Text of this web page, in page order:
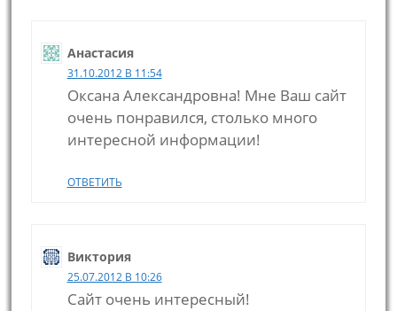
Анастасия
31.10.2012 В 11:54
Оксана Александровна! Мне Ваш сайт
очень понравился, столько много
интересной информации!
ОТВЕТИТЬ
Виктория
25.07.2012 В 10:26
Сайт очень интересный!